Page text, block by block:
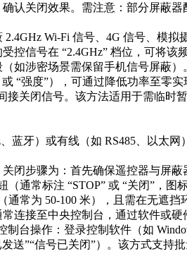
认关闭效果。需注意：部分屏蔽
Wi-Fi 信号、4G 信号、模
信号在 “2.4GHz” 档位，可将
如涉密场景需保留手机信号屏蔽）
“强度”），可通过降低功率至零
关闭信号。该方法适用于需临
蓝牙）或有线（如 RS485、以太
闭步骤为：首先确保遥控器与屏
通常标注 “STOP” 或 “关闭”，
常为 50-100 米），且需在无遮挡
连接至中央控制台，通过软件或
台操作：登录控制软件（如
送”“信号已关闭”）。该方式支持